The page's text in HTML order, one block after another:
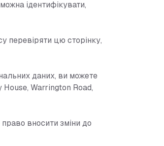
ідентифікувати,
перевіряти цю сторінку,
даних, ви можете
Warrington Road,
вносити зміни до